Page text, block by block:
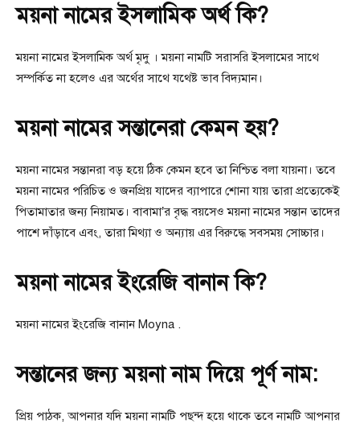
ময়না নামের ইসলামিক অর্থ কি?
ময়না নামের ইসলামিক অর্থ মৃদু । ময়না নামটি সরাসরি ইসলামের সাথে
সম্পর্কিত না হলেও এর অর্থের সাথে যথেষ্ট ভাব বিদ্যমান।
ময়না নামের সন্তানেরা কেমন হয়?
ময়না নামের সন্তানরা বড় হয়ে ঠিক কেমন হবে তা নিশ্চিত বলা যায়না। তবে
ময়না নামের পরিচিত ও জনপ্রিয় যাদের ব্যাপারে শোনা যায় তারা প্রত্যেকেই
পিতামাতার জন্য নিয়ামত। বাবামা’র বৃদ্ধ বয়সেও ময়না নামের সন্তান তাদের
পাশে দাঁড়াবে এবং, তারা মিথ্যা ও অন্যায় এর বিরুদ্ধে সবসময় সোচ্চার।
ময়না নামের ইংরেজি বানান কি?
ময়না নামের ইংরেজি বানান Moyna .
সন্তানের জন্য ময়না নাম দিয়ে পূর্ণ নাম:
প্রিয় পাঠক, আপনার যদি ময়না নামটি পছন্দ হয়ে থাকে তবে নামটি আপনার